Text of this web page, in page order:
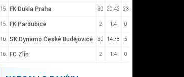
15. FK Dukla Praha 30 20:42 23
15. FK Pardubice 2 1:4 0
16. SK Dynamo České Budějovice 30 14:78 5
16. FC Zlín 2 1:4 0